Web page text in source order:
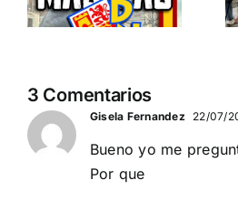
separatismo
EN BARCELONA
3 Comentarios
Gisela Fernandez 22/07/
Bueno yo me
Por que